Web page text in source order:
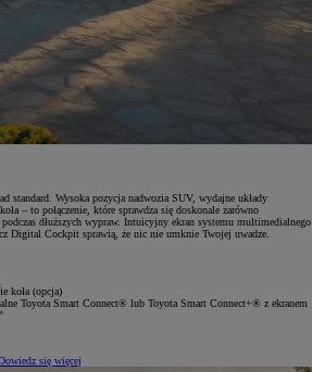
standard. Wysoka pozycja nadwozia SUV, wydajne układy
– to połączenie, które sprawdza się doskonale zarówno
dłuższych wypraw. Intuicyjny ekran systemu multimedialnego
Digital Cockpit sprawią, że nic nie umknie Twojej uwadze.
koła (opcja)
Toyota Smart Connect® lub Toyota Smart Connect+® z ekranem
się więcej